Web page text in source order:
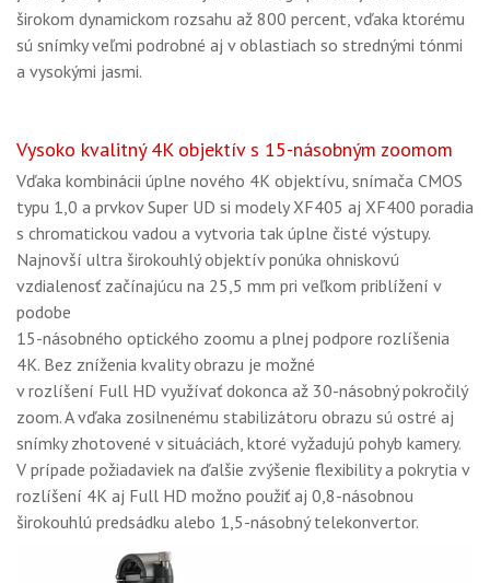
širokom dynamickom rozsahu až 800 percent, vďaka ktorému
sú snímky veľmi podrobné aj v oblastiach so strednými tónmi
a vysokými jasmi.
Vysoko kvalitný 4K objektív s 15-násobným zoomom
Vďaka kombinácii úplne nového 4K objektívu, snímača CMOS
typu 1,0 a prvkov Super UD si modely XF405 aj XF400 poradia
s chromatickou vadou a vytvoria tak úplne čisté výstupy.
Najnovší ultra širokouhlý objektív ponúka ohniskovú
vzdialenosť začínajúcu na 25,5 mm pri veľkom priblížení v
podobe
15-násobného optického zoomu a plnej podpore rozlíšenia
4K. Bez zníženia kvality obrazu je možné
v rozlíšení Full HD využívať dokonca až 30-násobný pokročilý
zoom. A vďaka zosilnenému stabilizátoru obrazu sú ostré aj
snímky zhotovené v situáciách, ktoré vyžadujú pohyb kamery.
V prípade požiadaviek na ďalšie zvýšenie flexibility a pokrytia v
rozlíšení 4K aj Full HD možno použiť aj 0,8-násobnou
širokouhlú predsádku alebo 1,5-násobný telekonvertor.